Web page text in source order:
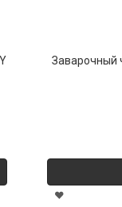
Заварочный